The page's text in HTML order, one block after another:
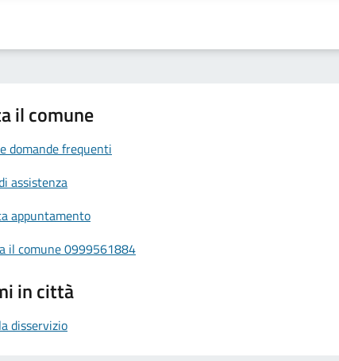
il comune
domande frequenti
assistenza
appuntamento
il comune 0999561884
in città
disservizio